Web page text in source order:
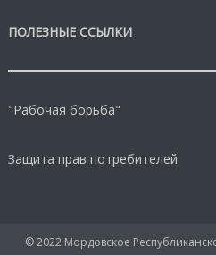
ПОЛЕЗНЫЕ ССЫЛКИ
"Рабочая борьба"
Защита прав потребителей
© 2022 Мордовское